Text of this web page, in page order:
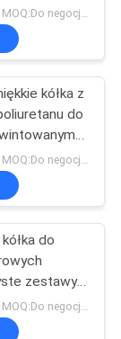
62
negocjowalne MOQ:Do negocjacji
kółka z
do
do
zestawy
kółka do